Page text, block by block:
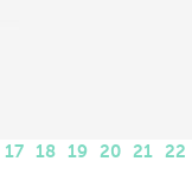
17 18 19 20 21 22